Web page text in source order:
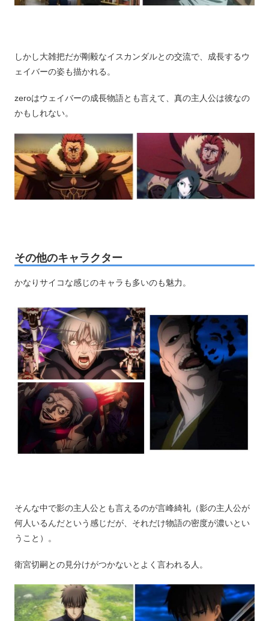
しかし大雑把だが剛毅なイスカンダルとの交流で、成長するウ
ェイバーの姿も描かれる。
zeroはウェイバーの成長物語とも言えて、真の主人公は彼なの
かもしれない。
その他のキャラクター
かなりサイコな感じのキャラも多いのも魅力。
そんな中で影の主人公とも言えるのが言峰綺礼（影の主人公が
何人いるんだという感じだが、それだけ物語の密度が濃いとい
うこと）。
衛宮切嗣との見分けがつかないとよく言われる人。